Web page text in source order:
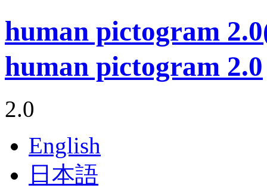
human pictogram
human pictogram 2.0
2.0
English
日本語